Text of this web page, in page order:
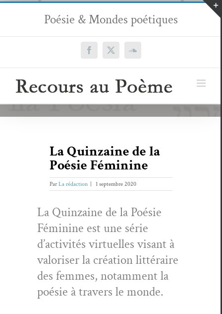
Passer
contenu
Poésie & Mondes poétiques
Facebook
X SoundCloud
La Quinzaine de la
Poésie Féminine
ParLa rédaction 1 septembre 2020
La Quin­zaine de la Poésie
Fémi­nine est une série
d’activités virtuelles visant à
val­oris­er la créa­tion lit­téraire
des femmes, notam­ment la
poésie à tra­vers le monde.